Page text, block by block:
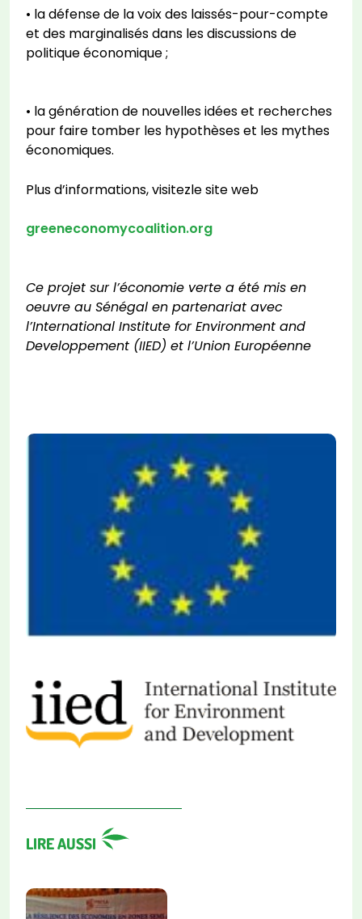
• la défense de la voix des laissés-pour-compte
et des marginalisés dans les discussions de
politique économique ;
• la génération de nouvelles idées et recherches
pour faire tomber les hypothèses et les mythes
économiques.
Plus d’informations, visitezle site web
greeneconomycoalition.org
Ce projet sur l’économie verte a été mis en
oeuvre au Sénégal en partenariat avec
l’International Institute for Environment and
Developpement (IIED) et l’Union Européenne
LIRE AUSSI